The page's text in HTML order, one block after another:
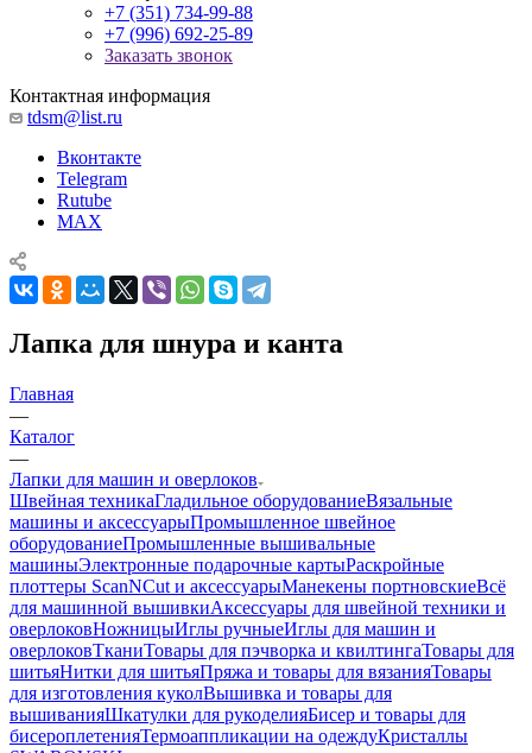
+7 (351) 734-99-88
+7 (996) 692-25-89
Заказать звонок
Контактная информация
tdsm@list.ru
Вконтакте
Telegram
Rutube
MAX
Лапка для шнура и канта
Главная
—
Каталог
—
Лапки для машин и оверлоков
Швейная техникаГладильное оборудованиеВязальные
машины и аксессуарыПромышленное швейное
оборудованиеПромышленные вышивальные
машиныЭлектронные подарочные картыРаскройные
плоттеры ScanNCut и аксессуарыМанекены портновскиеВсё
для машинной вышивкиАксессуары для швейной техники и
оверлоковНожницыИглы ручныеИглы для машин и
оверлоковТканиТовары для пэчворка и квилтингаТовары для
шитьяНитки для шитьяПряжа и товары для вязанияТовары
для изготовления куколВышивка и товары для
вышиванияШкатулки для рукоделияБисер и товары для
бисероплетенияТермоаппликации на одеждуКристаллы